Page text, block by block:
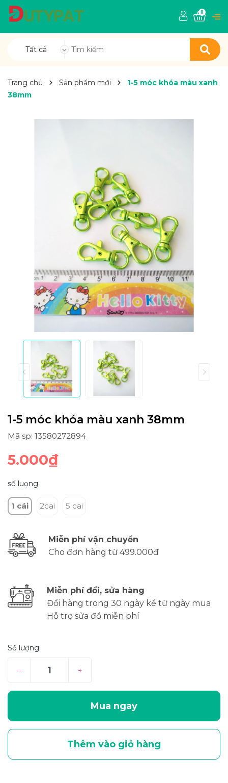
Tất cả
0
Trang chủ Sản phẩm mới
1-5 móc khóa màu xanh
38mm
1-5 móc khóa màu xanh 38mm
Mã sp: 13580272894
5.000₫
số luọng
1 cái 2cai 5 cai
Miễn phí vận chuyển
Cho đơn hàng từ 499.000đ
Miễn phí đổi, sửa hàng
Đổi hàng trong 30 ngày kể từ ngày mua
Hỗ trợ sửa đồ miễn phí
Số lượng:
– +
Mua ngay
Thêm vào giỏ hàng